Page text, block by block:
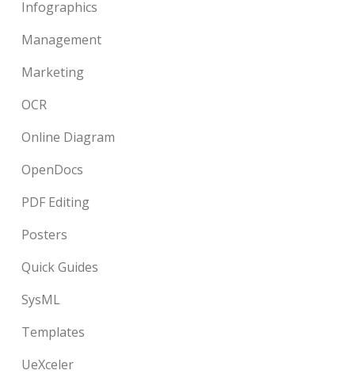
Infographics
Management
Marketing
OCR
Online Diagram
OpenDocs
PDF Editing
Posters
Quick Guides
SysML
Templates
UeXceler